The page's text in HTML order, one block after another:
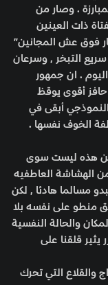
. وصار من
ذات العينين
فوق عش المجانين”
سريع التبخر , وسرعان
. ان جمهور
حافز أقوى يوقظ
النموذجي أبقى في
الخوف نفسها .
هذه ليست سوى
الهشاشة العاطفيه
مسالما هادئا , لكن
منطو على نفسه بلا
والحالة النفسية
قلقنا على
والقلاع التي تحرك